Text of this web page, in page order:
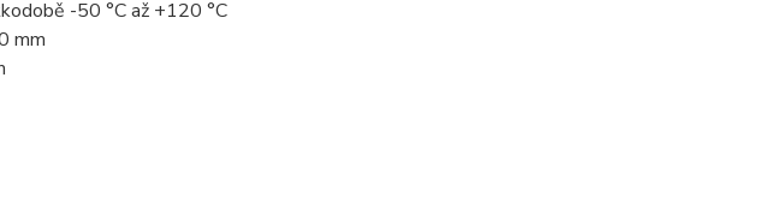
-50 °C až +120 °C
mm